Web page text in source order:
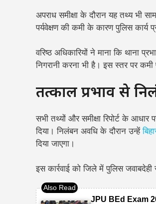
अपराध समीक्षा के दौरान यह तथ्य भी
पर्यवेक्षण की कमी के कारण पुलिस कार्य
वरिष्ठ अधिकारियों ने माना कि थाना
निगरानी करना भी है। इस स्तर पर
तत्काल प्रभाव से
सभी तथ्यों और समीक्षा रिपोर्ट के
दिया। निलंबन अवधि के दौरान उन्हें
दिया जाएगा।
इस कार्रवाई को जिले में पुलिस
JPU BEd Exam